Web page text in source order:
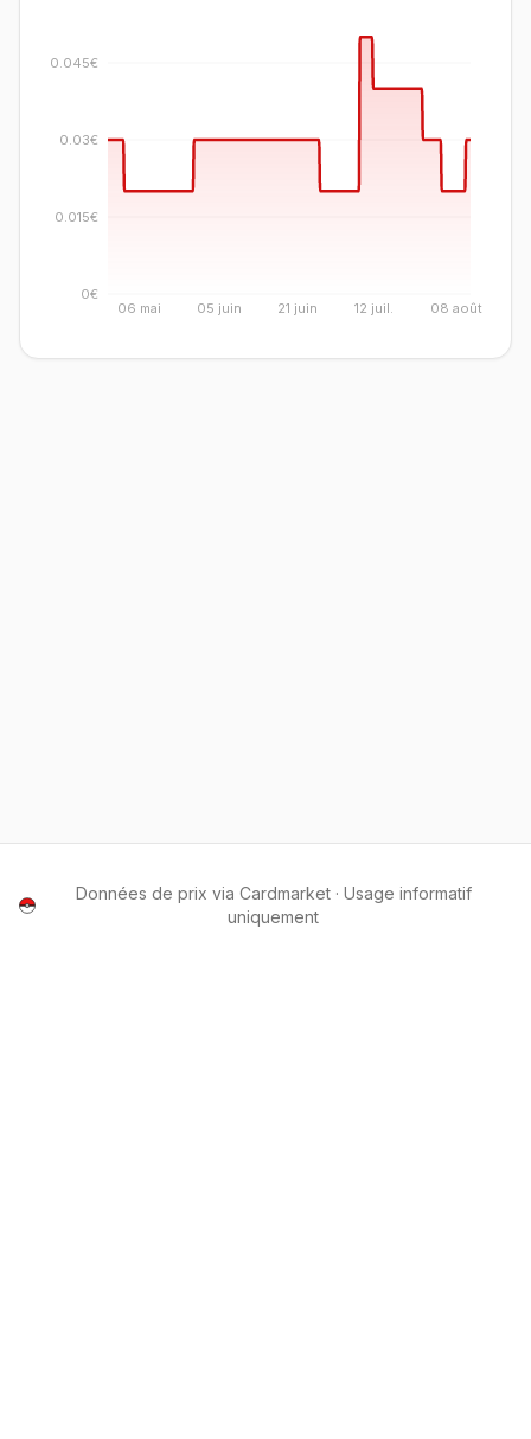
06 mai 05 juin 21 juin 12 juil. 08 août
0€
0.015€
0.03€
0.045€
Données de prix via Cardmarket · Usage informatif
uniquement